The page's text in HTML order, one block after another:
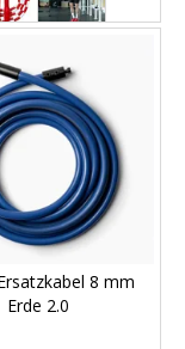
8 mm
Erde 2.0